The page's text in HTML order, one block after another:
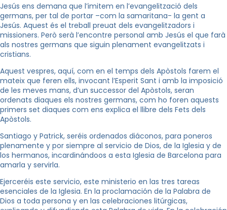
Jesús ens demana que l’imitem en l’evangelització dels
germans, per tal de portar –com la samaritana- la gent a
Jesús. Aquest és el treball preuat dels evangelitzadors i
missioners. Però serà l’encontre personal amb Jesús el que farà
als nostres germans que siguin plenament evangelitzats i
cristians.
Aquest vespres, aquí, com en el temps dels Apòstols farem el
mateix que feren ells, invocant l’Esperit Sant i amb la imposició
de les meves mans, d’un successor del Apòstols, seran
ordenats diaques els nostres germans, com ho foren aquests
primers set diaques com ens explica el llibre dels Fets dels
Apòstols.
Santiago y Patrick, seréis ordenados diáconos, para poneros
plenamente y por siempre al servicio de Dios, de la Iglesia y de
los hermanos, incardinándoos a esta Iglesia de Barcelona para
amarla y servirla.
Ejerceréis este servicio, este ministerio en las tres tareas
esenciales de la Iglesia. En la proclamación de la Palabra de
Dios a toda persona y en las celebraciones litúrgicas,